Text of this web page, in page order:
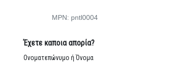
MPN: pntl0004
Έχετε καποια απορία?
Ονοματεπώνυμο ή Όνομα